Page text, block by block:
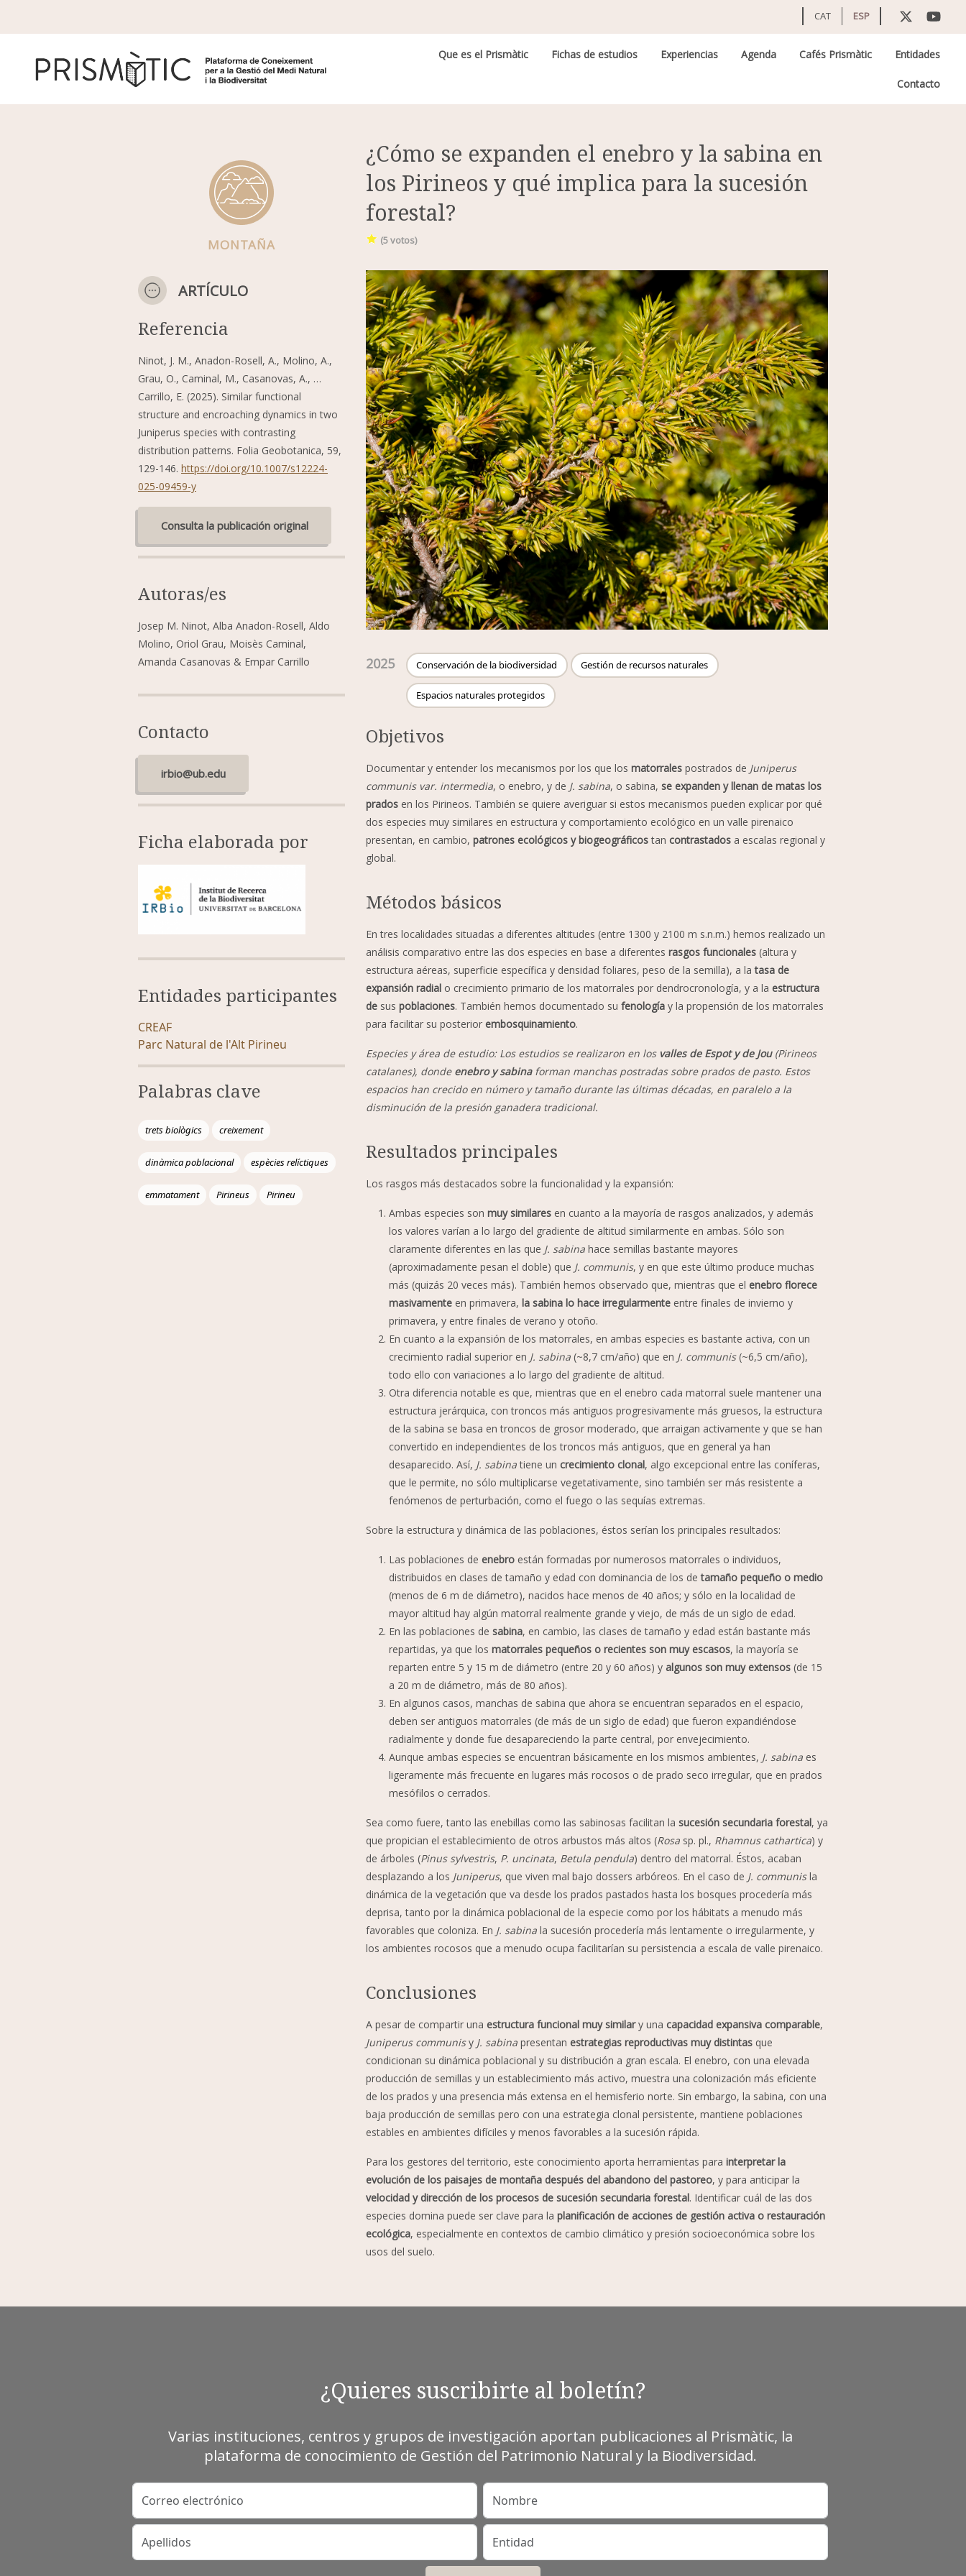
CAT ESP
Navegación principal
Que es el Prismàtic Fichas de estudios Experiencias Agenda Cafés Prismàtic Entidades
Contacto
MONTAÑA
ARTÍCULO
Referencia
Ninot, J. M., Anadon-Rosell, A., Molino, A.,
Grau, O., Caminal, M., Casanovas, A., …
Carrillo, E. (2025). Similar functional
structure and encroaching dynamics in two
Juniperus species with contrasting
distribution patterns. Folia Geobotanica, 59,
129-146. https://doi.org/10.1007/s12224-
025-09459-y
Consulta la publicación original
Autoras/es
Josep M. Ninot, Alba Anadon-Rosell, Aldo
Molino, Oriol Grau, Moisès Caminal,
Amanda Casanovas & Empar Carrillo
Contacto
irbio@ub.edu
Ficha elaborada por
Entidades participantes
CREAF
Parc Natural de l'Alt Pirineu
Palabras clave
trets biològics creixement
dinàmica poblacional espècies relíctiques
emmatament Pirineus Pirineu
¿Cómo se expanden el enebro y la sabina en
los Pirineos y qué implica para la sucesión
forestal?
(5votos)
2025 Conservación de la biodiversidad Gestión de recursos naturales
Espacios naturales protegidos
Objetivos
Documentar y entender los mecanismos por los que los matorralespostrados de Juniperus
communis var. intermedia, o enebro, y de J. sabina, o sabina, se expanden y llenan de matas los
pradosen los Pirineos. También se quiere averiguar si estos mecanismos pueden explicar por qué
dos especies muy similares en estructura y comportamiento ecológico en un valle pirenaico
presentan, en cambio, patrones ecológicos y biogeográficostan contrastadosa escalas regional y
global.
Métodos básicos
En tres localidades situadas a diferentes altitudes (entre 1300 y 2100 m s.n.m.) hemos realizado un
análisis comparativo entre las dos especies en base a diferentes rasgos funcionales(altura y
estructura aéreas, superficie específica y densidad foliares, peso de la semilla), a latasa de
expansión radialo crecimiento primario de los matorrales por dendrocronología, y a la estructura
desus poblaciones. También hemos documentado su fenologíay la propensión de los matorrales
para facilitar su posterior embosquinamiento.
Especies y área de estudio: Los estudios se realizaron en los valles de Espot y de Jou(Pirineos
catalanes), donde enebro y sabinaforman manchas postradas sobre prados de pasto. Estos
espacios han crecido en número y tamaño durante las últimas décadas, en paralelo a la
disminución de la presión ganadera tradicional.
Resultados principales
Los rasgos más destacados sobre la funcionalidad y la expansión:
Ambas especies son muy similaresen cuanto a la mayoría de rasgos analizados, y además
los valores varían a lo largo del gradiente de altitud similarmente en ambas. Sólo son
claramente diferentes en las que J. sabinahace semillas bastante mayores
(aproximadamente pesan el doble) que J. communis, y en que este último produce muchas
más (quizás 20 veces más). También hemos observado que, mientras que el enebro florece
masivamenteen primavera, la sabina lo hace irregularmenteentre finales de invierno y
primavera, y entre finales de verano y otoño.
En cuanto a la expansión de los matorrales, en ambas especies es bastante activa, con un
crecimiento radial superior en J. sabina(~8,7 cm/año) que en J. communis(~6,5 cm/año),
todo ello con variaciones a lo largo del gradiente de altitud.
Otra diferencia notable es que, mientras que en el enebro cada matorral suele mantener una
estructura jerárquica, con troncos más antiguos progresivamente más gruesos, la estructura
de la sabina se basa en troncos de grosor moderado, que arraigan activamente y que se han
convertido en independientes de los troncos más antiguos, que en general ya han
desaparecido. Así, J. sabinatiene un crecimiento clonal, algo excepcional entre las coníferas,
que le permite, no sólo multiplicarse vegetativamente, sino también ser más resistente a
fenómenos de perturbación, como el fuego o las sequías extremas.
Sobre la estructura y dinámica de las poblaciones, éstos serían los principales resultados:
Las poblaciones de enebroestán formadas por numerosos matorrales o individuos,
distribuidos en clases de tamaño y edad con dominancia de los detamaño pequeño o medio
(menos de 6 m de diámetro), nacidos hace menos de 40 años; y sólo en la localidad de
mayor altitud hay algún matorral realmente grande y viejo, de más de un siglo de edad.
En las poblaciones de sabina, en cambio, las clases de tamaño y edad están bastante más
repartidas, ya que los matorrales pequeños o recientes son muy escasos, la mayoría se
reparten entre 5 y 15 m de diámetro (entre 20 y 60 años) y algunos son muy extensos(de 15
a 20 m de diámetro, más de 80 años).
En algunos casos, manchas de sabina que ahora se encuentran separados en el espacio,
deben ser antiguos matorrales (de más de un siglo de edad) que fueron expandiéndose
radialmente y donde fue desapareciendo la parte central, por envejecimiento.
Aunque ambas especies se encuentran básicamente en los mismos ambientes, J. sabinaes
ligeramente más frecuente en lugares más rocosos o de prado seco irregular, que en prados
mesófilos o cerrados.
Sea como fuere, tanto las enebillas como las sabinosas facilitan la sucesión secundaria forestal, ya
que propician el establecimiento de otros arbustos más altos (Rosasp. pl., Rhamnus cathartica) y
de árboles (Pinus sylvestris, P. uncinata, Betula pendula) dentro del matorral. Éstos, acaban
desplazando a los Juniperus, que viven mal bajo dossers arbóreos. En el caso de J. communisla
dinámica de la vegetación que va desde los prados pastados hasta los bosques procedería más
deprisa, tanto por la dinámica poblacional de la especie como por los hábitats a menudo más
favorables que coloniza. En J. sabinala sucesión procedería más lentamente o irregularmente, y
los ambientes rocosos que a menudo ocupa facilitarían su persistencia a escala de valle pirenaico.
Conclusiones
A pesar de compartir una estructura funcional muy similary una capacidad expansiva comparable,
Juniperus communisy J. sabinapresentan estrategias reproductivas muy distintasque
condicionan su dinámica poblacional y su distribución a gran escala. El enebro, con una elevada
producción de semillas y un establecimiento más activo, muestra una colonización más eficiente
de los prados y una presencia más extensa en el hemisferio norte. Sin embargo, la sabina, con una
baja producción de semillas pero con una estrategia clonal persistente, mantiene poblaciones
estables en ambientes difíciles y menos favorables a la sucesión rápida.
Para los gestores del territorio, este conocimiento aporta herramientas para interpretar la
evolución de los paisajes de montaña después del abandono del pastoreo, y para anticipar la
velocidad y dirección de los procesos de sucesión secundaria forestal. Identificar cuál de las dos
especies domina puede ser clave para la planificación de acciones de gestión activa o restauración
ecológica, especialmente en contextos de cambio climático y presión socioeconómica sobre los
usos del suelo.
¿Quieres suscribirte al boletín?
Varias instituciones, centros y grupos de investigación aportan publicaciones al Prismàtic, la
plataforma de conocimiento de Gestión del Patrimonio Natural y la Biodiversidad.
Correo electrónico Nombre
Apellidos Entidad